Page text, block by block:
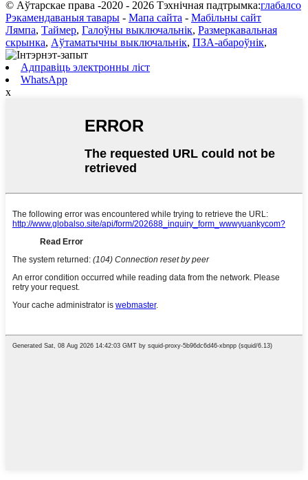
© Аўтарскае права -2020 - 2026 Тэхнічная падтрымка:глабалсо
Рэкамендаваныя тавары - Мапа сайта - Мабільны сайт
Лямпа, Таймер, Галоўны выключальнік, Размеркавальная
скрынка, Аўтаматычны выключальнік, ПЗА-абароўнік,
Адправіць электронны ліст
WhatsApp
x